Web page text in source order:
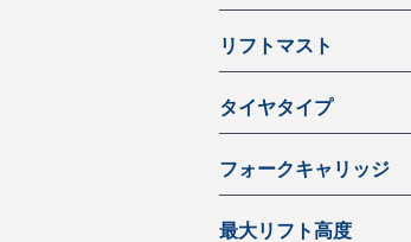
リフトマスト
タイヤタイプ
フォークキャリッジ
最大リフト高度